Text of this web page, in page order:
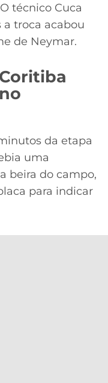
técnico Cuca
a troca acabou
de Neymar.
da etapa
uma
beira do campo,
para indicar